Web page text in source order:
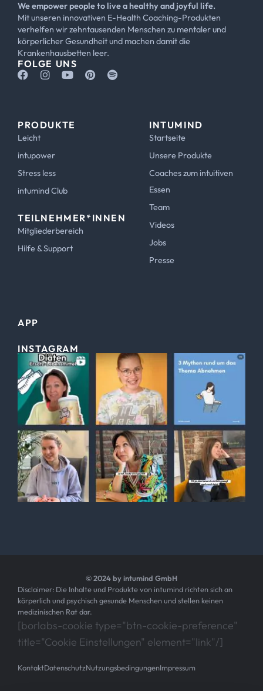
We empower people to live a healthy and joyful life.
Mit unseren innovativen E-Health Coaching-Produkten
verhelfen wir zehntausenden Menschen zu mentaler und
körperlicher Gesundheit und machen damit die
Krankenhausbetten leer.
FOLGE UNS
PRODUKTE
Leicht
intupower
Stress less
intumind Club
TEILNEHMER*INNEN
Mitgliederbereich
Hilfe & Support
INTUMIND
Startseite
Unsere Produkte
Coaches zum intuitiven
Essen
Team
Videos
Jobs
Presse
APP
INSTAGRAM
© 2024 by intumind GmbH
Disclaimer: Die Inhalte und Produkte von intumind richten sich an
körperlich und psychisch gesunde Menschen und stellen keinen
medizinischen Rat dar.
[borlabs-cookie type="btn-cookie-preference"
title="Cookie Einstellungen" element="link"/]
KontaktDatenschutzNutzungsbedingungenImpressum